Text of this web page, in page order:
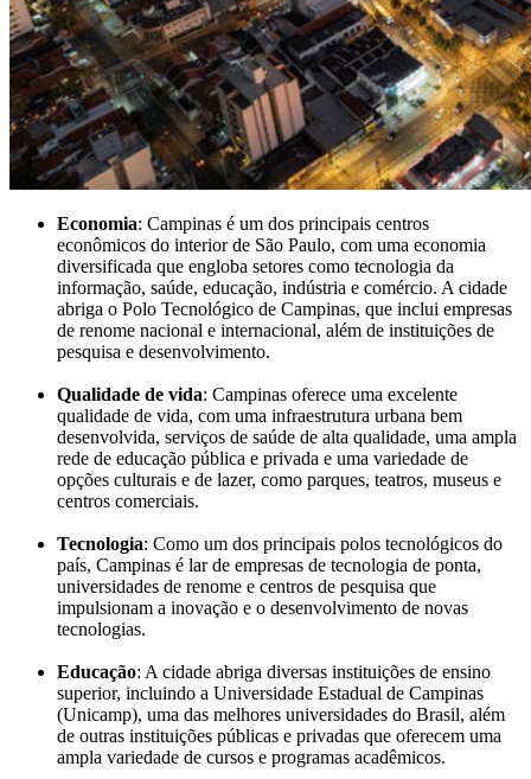
Economia: Campinas é um dos principais centros
econômicos do interior de São Paulo, com uma economia
diversificada que engloba setores como tecnologia da
informação, saúde, educação, indústria e comércio. A cidade
abriga o Polo Tecnológico de Campinas, que inclui empresas
de renome nacional e internacional, além de instituições de
pesquisa e desenvolvimento.
Qualidade de vida: Campinas oferece uma excelente
qualidade de vida, com uma infraestrutura urbana bem
desenvolvida, serviços de saúde de alta qualidade, uma ampla
rede de educação pública e privada e uma variedade de
opções culturais e de lazer, como parques, teatros, museus e
centros comerciais.
Tecnologia: Como um dos principais polos tecnológicos do
país, Campinas é lar de empresas de tecnologia de ponta,
universidades de renome e centros de pesquisa que
impulsionam a inovação e o desenvolvimento de novas
tecnologias.
Educação: A cidade abriga diversas instituições de ensino
superior, incluindo a Universidade Estadual de Campinas
(Unicamp), uma das melhores universidades do Brasil, além
de outras instituições públicas e privadas que oferecem uma
ampla variedade de cursos e programas acadêmicos.